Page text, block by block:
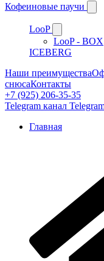
Кофеиновые паучи
LooP
LooP - BOX
ICEBERG
Наши преимущества
снюсаКонтакты
+7 (925) 206-35-35
Telegram канал
Главная